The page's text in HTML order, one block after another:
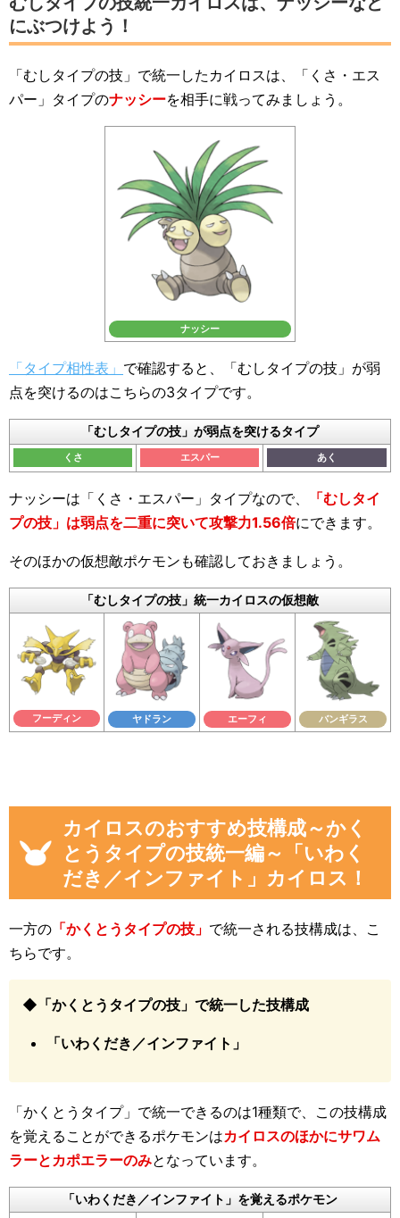
にぶつけよう！
「むしタイプの技」で統一したカイロスは、「くさ・エス
パー」タイプのナッシーを相手に戦ってみましょう。
ナッシー
「タイプ相性表」 で確認すると、「むしタイプの技」が弱
点を突けるのはこちらの3タイプです。
「むしタイプの技」が弱点を突けるタイプ
くさ エスパー あく
ナッシーは「くさ・エスパー」タイプなので、
「むしタイ
プの技」は弱点を二重に突いて攻撃力1.56倍にできます。
そのほかの仮想敵ポケモンも確認しておきましょう。
「むしタイプの技」統一カイロスの仮想敵
フーディン ヤドラン エーフィ バンギラス
カイロスのおすすめ技構成～かく
とうタイプの技統一編～「いわく
だき／インファイト」カイロス！
一方の 「かくとうタイプの技」 で統一される技構成は、こ
ちらです。
◆「かくとうタイプの技」で統一した技構成
「いわくだき／インファイト」
「かくとうタイプ」で統一できるのは1種類で、この技構成
を覚えることができるポケモンはカイロスのほかにサワム
ラーとカポエラーのみとなっています。
「いわくだき／インファイト」を覚えるポケモン